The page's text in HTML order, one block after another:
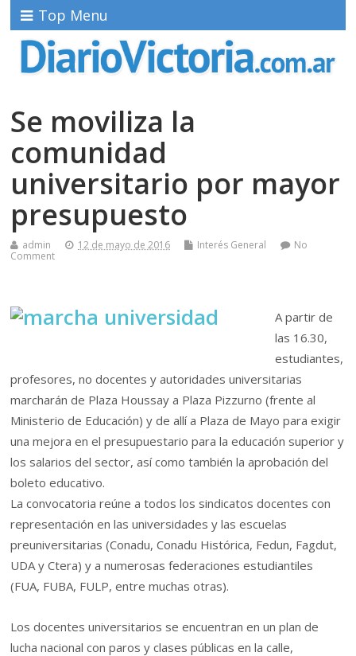
Top Menu
Se moviliza la
comunidad
universitario por mayor
presupuesto
admin 12 de mayo de 2016 Interés General
No
Comment
A partir de
las 16.30,
estudiantes,
profesores, no docentes y autoridades universitarias
marcharán de Plaza Houssay a Plaza Pizzurno (frente al
Ministerio de Educación) y de allí a Plaza de Mayo para exigir
una mejora en el presupuestario para la educación superior y
los salarios del sector, así como también la aprobación del
boleto educativo.
La convocatoria reúne a todos los sindicatos docentes con
representación en las universidades y las escuelas
preuniversitarias (Conadu, Conadu Histórica, Fedun, Fagdut,
UDA y Ctera) y a numerosas federaciones estudiantiles
(FUA, FUBA, FULP, entre muchas otras).
Los docentes universitarios se encuentran en un plan de
lucha nacional con paros y clases públicas en la calle,